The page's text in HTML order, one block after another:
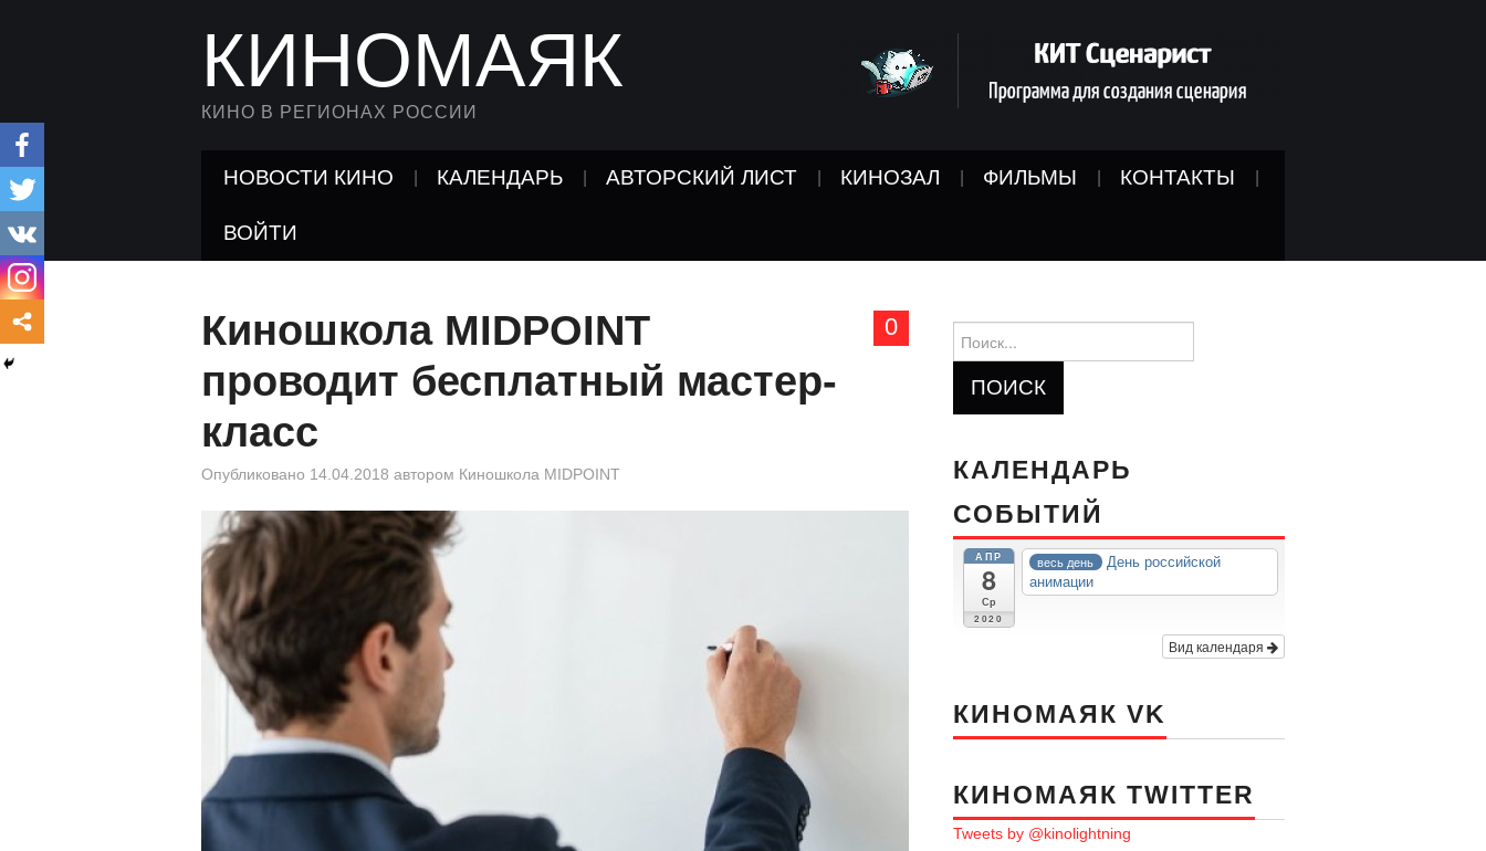
КИНОМАЯК
КИНО В РЕГИОНАХ РОССИИ
НОВОСТИ КИНО КАЛЕНДАРЬ АВТОРСКИЙ ЛИСТ КИНОЗАЛ ФИЛЬМЫ КОНТАКТЫ
ВОЙТИ
0
Киношкола MIDPOINT
проводит бесплатный мастер-
класс
Опубликовано 14.04.2018 автором Киношкола MIDPOINT
КАЛЕНДАРЬ
СОБЫТИЙ
АПР
8
Ср
2020
весь день
День российской
анимации
Вид календаря
КИНОМАЯК VK
КИНОМАЯК TWITTER
Tweets by @kinolightning